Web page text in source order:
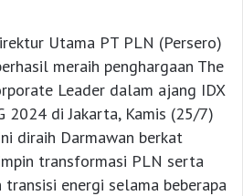
Utama PT PLN (Persero)
meraih penghargaan The
Leader dalam ajang IDX
2024 di Jakarta, Kamis (25/7)
diraih Darmawan berkat
transformasi PLN serta
energi selama beberapa